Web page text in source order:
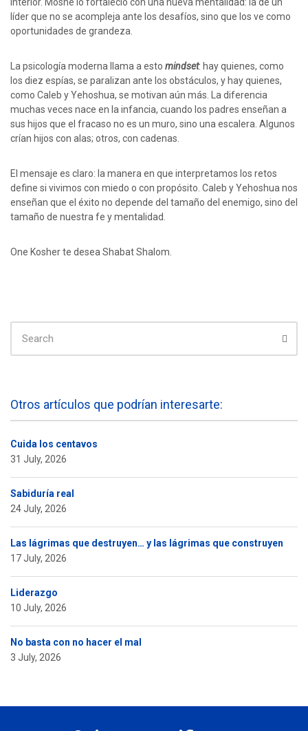
líder que no se acompleja ante los desafíos, sino que los ve como
oportunidades de grandeza.
La psicología moderna llama a esto mindset: hay quienes, como
los diez espías, se paralizan ante los obstáculos, y hay quienes,
como Caleb y Yehoshua, se motivan aún más. La diferencia
muchas veces nace en la infancia, cuando los padres enseñan a
sus hijos que el fracaso no es un muro, sino una escalera. Algunos
crían hijos con alas; otros, con cadenas.
El mensaje es claro: la manera en que interpretamos los retos
define si vivimos con miedo o con propósito. Caleb y Yehoshua nos
enseñan que el éxito no depende del tamaño del enemigo, sino del
tamaño de nuestra fe y mentalidad.
One Kosher te desea Shabat Shalom.
SEARCH
FOR:
Otros artículos que podrían interesarte:
Cuida los centavos
31 July, 2026
Sabiduría real
24 July, 2026
Las lágrimas que destruyen… y las lágrimas que construyen
17 July, 2026
Liderazgo
10 July, 2026
No basta con no hacer el mal
3 July, 2026